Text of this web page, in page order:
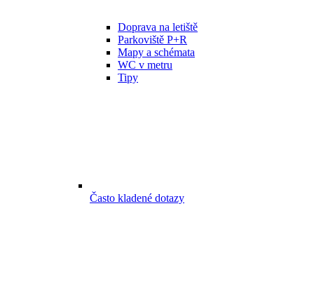
Doprava na letiště
Parkoviště P+R
Mapy a schémata
WC v metru
Tipy
Často kladené dotazy